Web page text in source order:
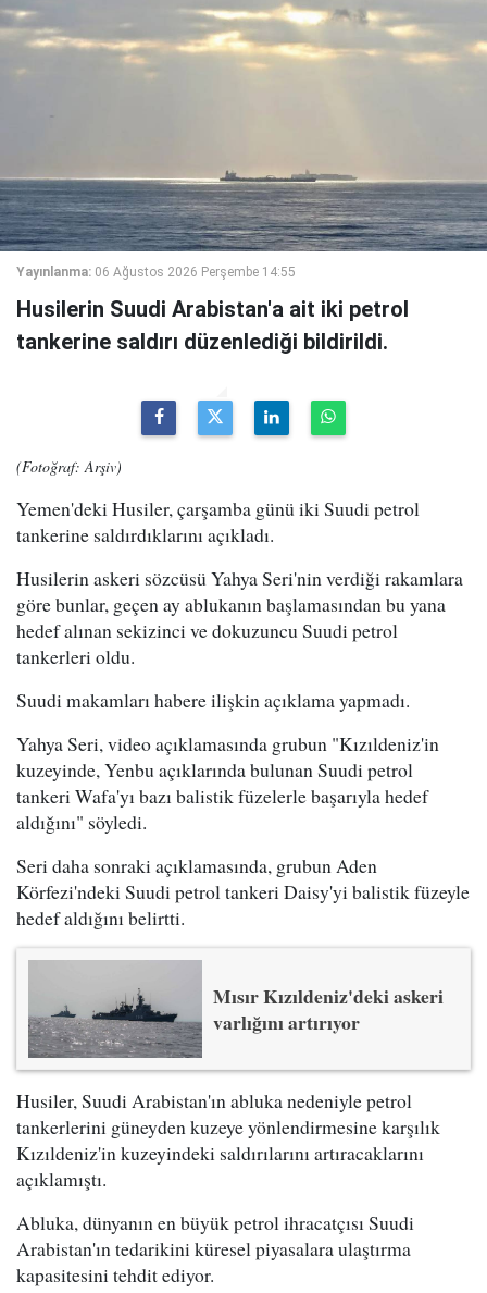
Yayınlanma: 06 Ağustos 2026 Perşembe 14:55
Husilerin Suudi Arabistan'a ait iki petrol
tankerine saldırı düzenlediği bildirildi.
(Fotoğraf: Arşiv)
Yemen'deki Husiler, çarşamba günü iki Suudi petrol
tankerine saldırdıklarını açıkladı.
Husilerin askeri sözcüsü Yahya Seri'nin verdiği rakamlara
göre bunlar, geçen ay ablukanın başlamasından bu yana
hedef alınan sekizinci ve dokuzuncu Suudi petrol
tankerleri oldu.
Suudi makamları habere ilişkin açıklama yapmadı.
Yahya Seri, video açıklamasında grubun "Kızıldeniz'in
kuzeyinde, Yenbu açıklarında bulunan Suudi petrol
tankeri Wafa'yı bazı balistik füzelerle başarıyla hedef
aldığını" söyledi.
Seri daha sonraki açıklamasında, grubun Aden
Körfezi'ndeki Suudi petrol tankeri Daisy'yi balistik füzeyle
hedef aldığını belirtti.
Mısır Kızıldeniz'deki askeri
varlığını artırıyor
Husiler, Suudi Arabistan'ın abluka nedeniyle petrol
tankerlerini güneyden kuzeye yönlendirmesine karşılık
Kızıldeniz'in kuzeyindeki saldırılarını artıracaklarını
açıklamıştı.
Abluka, dünyanın en büyük petrol ihracatçısı Suudi
Arabistan'ın tedarikini küresel piyasalara ulaştırma
kapasitesini tehdit ediyor.